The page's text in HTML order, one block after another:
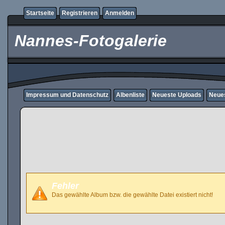
Startseite Registrieren Anmelden
Nannes-Fotogalerie
Impressum und Datenschutz Albenliste Neueste Uploads
Fehler
Das gewählte Album bzw. die gewählte Datei existiert nicht!